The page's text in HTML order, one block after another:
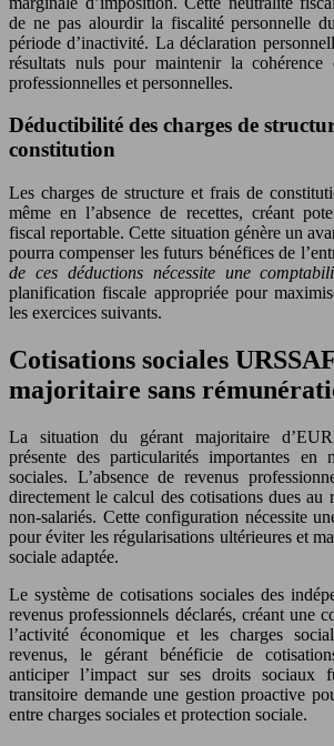
de ne pas alourdir la fiscalité personnelle
période d’inactivité. La déclaration
résultats nuls pour maintenir la cohérence
professionnelles et personnelles.
Déductibilité des charges de
constitution
Les charges de structure et frais de
même en l’absence de recettes, créant
fiscal reportable. Cette situation génère un
pourra compenser les futurs bénéfices de
de ces déductions nécessite une
planification fiscale appropriée pour
les exercices suivants.
Cotisations sociales
majoritaire sans
La situation du gérant majoritaire
présente des particularités importantes en
sociales. L’absence de revenus
directement le calcul des cotisations dues au
non-salariés. Cette configuration nécessite
pour éviter les régularisations ultérieures et
sociale adaptée.
Le système de cotisations sociales des
revenus professionnels déclarés, créant une
l’activité économique et les charges
revenus, le gérant bénéficie de
anticiper l’impact sur ses droits sociaux
transitoire demande une gestion proactive
entre charges sociales et protection sociale.